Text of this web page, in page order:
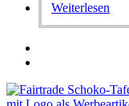
Weiterlesen